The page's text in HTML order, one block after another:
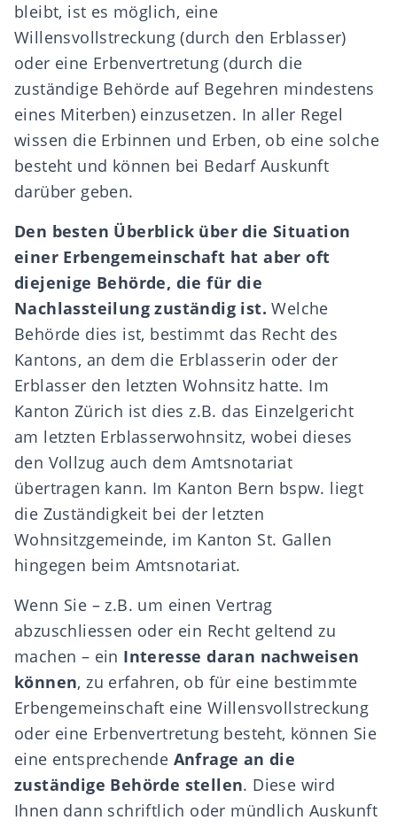
bleibt, ist es möglich, eine
Willensvollstreckung (durch den Erblasser)
oder eine Erbenvertretung (durch die
zuständige Behörde auf Begehren mindestens
eines Miterben) einzusetzen. In aller Regel
wissen die Erbinnen und Erben, ob eine solche
besteht und können bei Bedarf Auskunft
darüber geben.
Den besten Überblick über die Situation
einer Erbengemeinschaft hat aber oft
diejenige Behörde, die für die
Nachlassteilung zuständig ist. Welche
Behörde dies ist, bestimmt das Recht des
Kantons, an dem die Erblasserin oder der
Erblasser den letzten Wohnsitz hatte. Im
Kanton Zürich ist dies z.B. das Einzelgericht
am letzten Erblasserwohnsitz, wobei dieses
den Vollzug auch dem Amtsnotariat
übertragen kann. Im Kanton Bern bspw. liegt
die Zuständigkeit bei der letzten
Wohnsitzgemeinde, im Kanton St. Gallen
hingegen beim Amtsnotariat.
Wenn Sie – z.B. um einen Vertrag
abzuschliessen oder ein Recht geltend zu
machen – ein Interesse daran nachweisen
können, zu erfahren, ob für eine bestimmte
Erbengemeinschaft eine Willensvollstreckung
oder eine Erbenvertretung besteht, können Sie
eine entsprechende Anfrage an die
zuständige Behörde stellen. Diese wird
Ihnen dann schriftlich oder mündlich Auskunft